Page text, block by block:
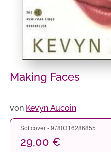
Making Faces
von Kevyn Aucoin
Softcover - 9780316286855
29,00 €